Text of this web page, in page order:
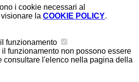
i cookie necessari al
la COOKIE POLICY.
funzionamento
il funzionamento non possono essere
consultare l'elenco nella pagina della